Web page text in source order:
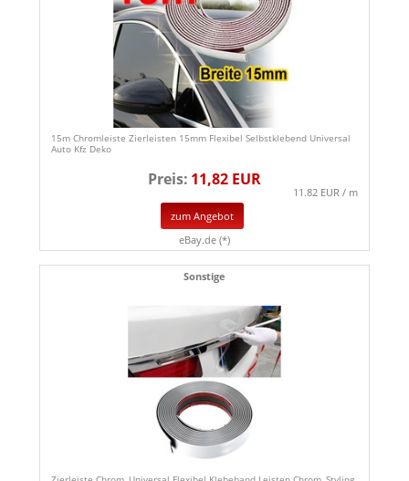
15m Chromleiste Zierleisten 15mm Flexibel Selbstklebend Universal
Auto Kfz Deko
Preis: 11,82 EUR
11.82 EUR / m
zum Angebot
eBay.de (*)
Sonstige